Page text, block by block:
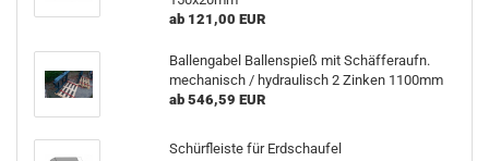
ab 121,00 EUR
Ballengabel Ballenspieß mit Schäfferaufn.
mechanisch / hydraulisch 2 Zinken 1100mm
ab 546,59 EUR
Schürfleiste für Erdschaufel